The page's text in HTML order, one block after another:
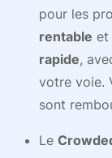
pour les
rentable et
rapide,
votre voie.
sont
Le